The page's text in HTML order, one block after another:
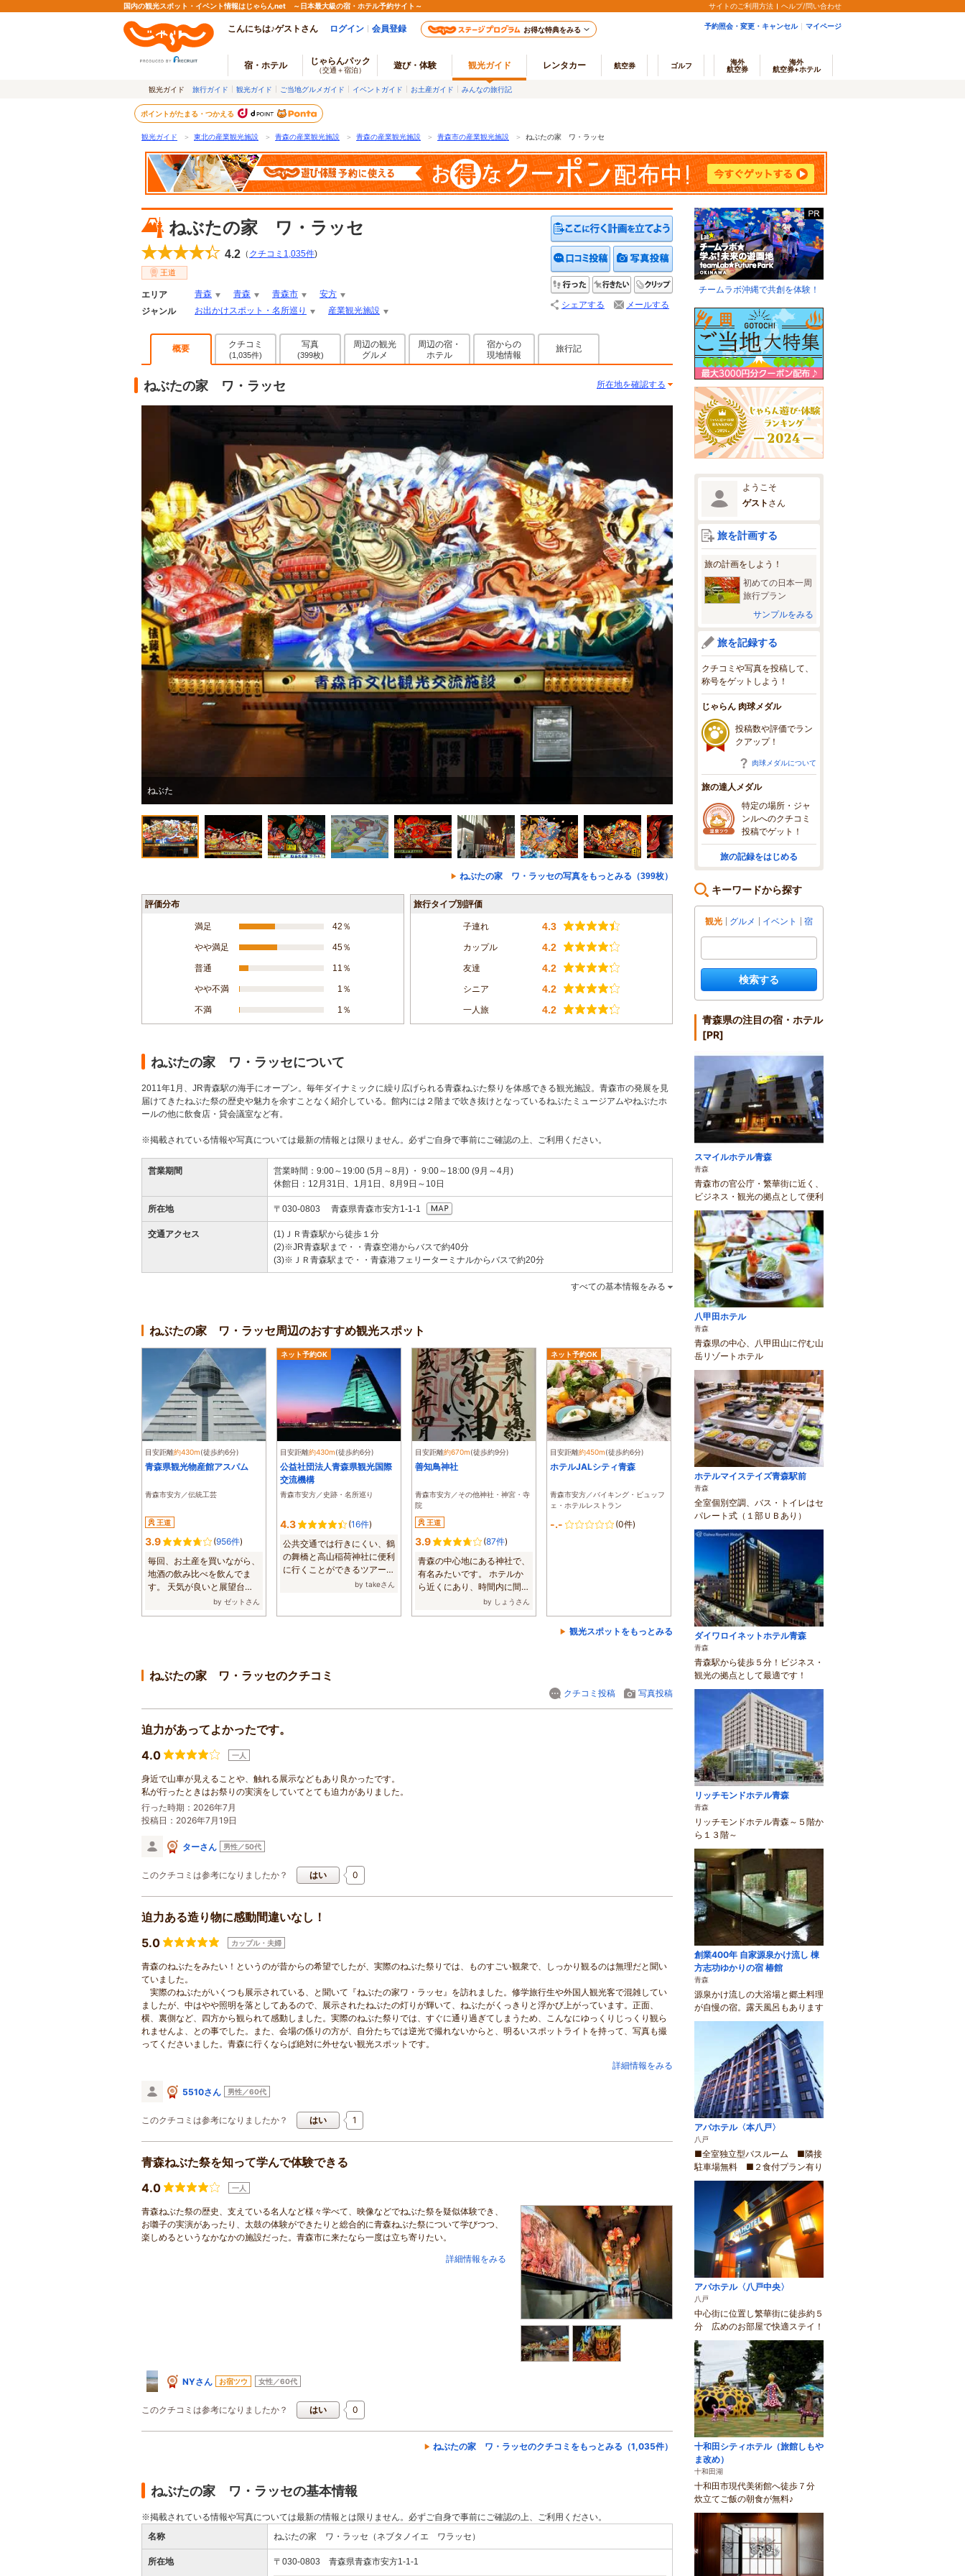
国内の観光スポット・イベント情報はじゃらんnet ～日本最大級の宿・ホテル予約サイト～ サイトのご利用方法 ヘルプ/問い合わせ
こんにちは♪ゲストさん ログイン 会員登録 お得な特典をみる 予約照会・変更・キャンセル マイページ
宿・ホテル じゃらんパック
（交通＋宿泊） 遊び・体験 観光ガイド レンタカー 航空券 ゴルフ
海外
航空券
海外
航空券+ホテル
観光ガイド 旅行ガイド 観光ガイド ご当地グルメガイド イベントガイド お土産ガイド みんなの旅行記
ポイントがたまる・つかえる
観光ガイド ＞ 東北の産業観光施設 ＞ 青森の産業観光施設 ＞ 青森の産業観光施設 ＞ 青森市の産業観光施設 ＞ ねぶたの家 ワ・ラッセ
ねぶたの家 ワ・ラッセ
4.2 （ クチコミ 1,035件)
王道
エリア 青森 青森 青森市
安方
ジャンル
お出かけスポット・名所巡り 産業観光施設
クチコミを投稿する写真を投稿する
行った 行きたい
シェアする メールする
概要 クチコミ
(1,035件)
写真
(399枚)
周辺の観光
グルメ
周辺の宿・
ホテル
宿からの
現地情報
旅行記
ねぶたの家 ワ・ラッセ 所在地を確認する
ねぶた 青森県・ねぶたの家・ワラッセ
ねぶたの家 ワ・ラッセの写真をもっとみる（399枚）
評価分布
満足 42％
やや満足 45％
普通 11％
やや不満 1％
不満 1％
旅行タイプ別評価
子連れ 4.3
カップル 4.2
友達 4.2
シニア 4.2
一人旅 4.2
ねぶたの家 ワ・ラッセについて
2011年1月、JR青森駅の海手にオープン。毎年ダイナミックに繰り広げられる青森ねぶた祭りを体感できる観光施設。青森市の発展を見
届けてきたねぶた祭の歴史や魅力を余すことなく紹介している。館内には２階まで吹き抜けとなっているねぶたミュージアムやねぶたホ
ールの他に飲食店・貸会議室など有。
※掲載されている情報や写真については最新の情報とは限りません。必ずご自身で事前にご確認の上、ご利用ください。
営業期間
営業時間：9:00～19:00 (5月～8月) ・ 9:00～18:00 (9月～4月)
休館日：12月31日、1月1日、8月9日～10日
所在地 〒030-0803 青森県青森市安方1-1-1
交通アクセス
(1)ＪＲ青森駅から徒歩１分
(2)※JR青森駅まで・・青森空港からバスで約40分
(3)※ＪＲ青森駅まで・・青森港フェリーターミナルからバスで約20分
すべての基本情報をみる
ねぶたの家 ワ・ラッセ周辺のおすすめ観光スポット
目安距離約430m(徒歩約6分)
青森県観光物産館アスパム
青森市安方／伝統工芸
王道
3.9 (956件)
毎回、お土産を買いながら、
地酒の飲み比べを飲んでま
す。 天気が良いと展望台か
ら、北海道が遠...by ゼットさん
ネット予約OK
目安距離約430m(徒歩約6分)
公益社団法人青森県観光国際
交流機構
青森市安方／史跡・名所巡り
4.3 (16件)
公共交通では行きにくい、鶴
の舞橋と高山稲荷神社に便利
に行くことができるツアーで
by takeさん
目安距離約670m(徒歩約9分)
善知鳥神社
青森市安方／その他神社・神宮・寺
院
王道
3.9 (87件)
青森の中心地にある神社で、
有名みたいです。 ホテルか
ら近くにあり、時間内に間に
by しょうさん
ネット予約OK
目安距離約450m(徒歩約6分)
ホテルJALシティ青森
青森市安方／バイキング・ビュッフ
ェ・ホテルレストラン
-.- (0件)
観光スポットをもっとみる
ねぶたの家 ワ・ラッセのクチコミ
クチコミ投稿 写真投稿
迫力があってよかったです。
4.0
一人
身近で山車が見えることや、触れる展示などもあり良かったです。
私が行ったときはお祭りの実演をしていてとても迫力がありました。
行った時期：2026年7月
投稿日：2026年7月19日
ターさん 男性／50代
このクチコミは参考になりましたか？ 0
はい
迫力ある造り物に感動間違いなし！
5.0
カップル・夫婦
青森のねぶたをみたい！というのが昔からの希望でしたが、実際のねぶた祭りでは、ものすごい観衆で、しっかり観るのは無理だと聞い
ていました。
実際のねぶたがいくつも展示されている、と聞いて『ねぶたの家ワ・ラッセ』を訪れました。修学旅行生や外国人観光客で混雑してい
ましたが、中はやや照明を落としてあるので、展示されたねぶたの灯りが輝いて、ねぶたがくっきりと浮かび上がっています。正面、
横、裏側など、四方から観られて感動しました。実際のねぶた祭りでは、すぐに通り過ぎてしまうため、こんなにゆっくりじっくり観ら
れませんよ、との事でした。また、会場の係りの方が、自分たちでは逆光で撮れないからと、明るいスポットライトを持って、写真も撮
ってくださいました。青森に行くならば絶対に外せない観光スポットです。
詳細情報をみる
5510さん 男性／60代
このクチコミは参考になりましたか？ 1
はい
青森ねぶた祭を知って学んで体験できる
4.0
一人
青森ねぶた祭の歴史、支えている名人など様々学べて、映像などでねぶた祭を疑似体験でき、
お囃子の実演があったり、太鼓の体験ができたりと総合的に青森ねぶた祭について学びつつ、
楽しめるというなかなかの施設だった。青森市に来たなら一度は立ち寄りたい。
詳細情報をみる
NYさん お宿ツウ 女性／60代
このクチコミは参考になりましたか？ 0
はい
ねぶたの家 ワ・ラッセのクチコミをもっとみる（1,035件）
ねぶたの家 ワ・ラッセの基本情報
※掲載されている情報や写真については最新の情報とは限りません。必ずご自身で事前にご確認の上、ご利用ください。
名称
ねぶたの家 ワ・ラッセ（ネブタノイエ ワラッセ）
所在地 〒030-0803 青森県青森市安方1-1-1
チームラボ沖縄で共創を体験！
ようこそ
ゲスト さん
旅を計画する
旅の計画をしよう！
初めての日本一周
旅行プラン
サンプルをみる
旅を記録する
クチコミや写真を投稿して、
称号をゲットしよう！
じゃらん 肉球メダル
投稿数や評価でラン
クアップ！
肉球メダルについて
旅の達人メダル
特定の場所・ジャ
ンルへのクチコミ
投稿でゲット！
旅の記録をはじめる
キーワードから探す
観光 グルメ イベント 宿
検索する
青森県の注目の宿・ホテル
[PR]
スマイルホテル青森
青森
青森市の官公庁・繁華街に近く、
ビジネス・観光の拠点として便利
八甲田ホテル
青森
青森県の中心、八甲田山に佇む山
岳リゾートホテル
ホテルマイステイズ青森駅前
青森
全室個別空調、バス・トイレはセ
パレート式（１部ＵＢあり）
ダイワロイネットホテル青森
青森
青森駅から徒歩５分！ビジネス・
観光の拠点として最適です！
リッチモンドホテル青森
青森
リッチモンドホテル青森～５階か
ら１３階～
創業400年 自家源泉かけ流し 棟
方志功ゆかりの宿 椿館
青森
源泉かけ流しの大浴場と郷土料理
が自慢の宿。露天風呂もあります
アパホテル〈本八戸〉
八戸
■全室独立型バスルーム ■隣接
駐車場無料 ■２食付プラン有り
アパホテル〈八戸中央〉
八戸
中心街に位置し繁華街に徒歩約５
分 広めのお部屋で快適ステイ！
十和田シティホテル（旅館しもや
ま改め）
十和田湖
十和田市現代美術館へ徒歩７分
炊立てご飯の朝食が無料♪